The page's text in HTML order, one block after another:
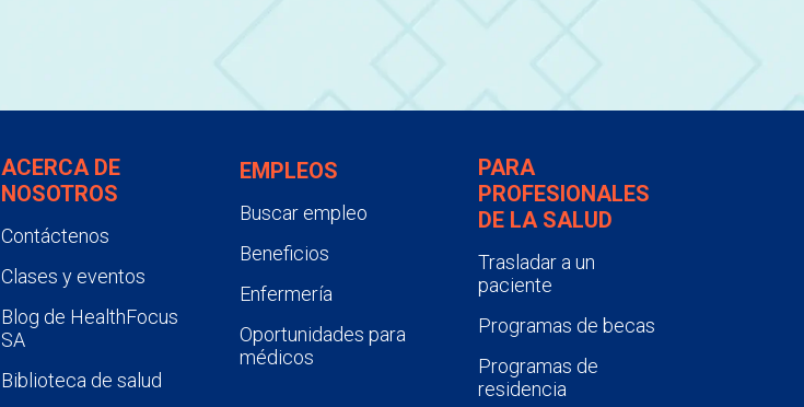
ACERCA DE
NOSOTROS
Contáctenos
Clases y eventos
Blog de HealthFocus
SA
Biblioteca de salud
EMPLEOS
Buscar empleo
Beneficios
Enfermería
Oportunidades para
médicos
PARA
PROFESIONALES
DE LA SALUD
Trasladar a un
paciente
Programas de becas
Programas de
residencia